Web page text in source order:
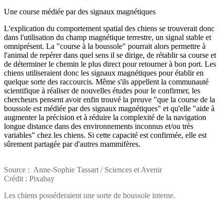
Une course médiée par des signaux magnétiques
L'explication du comportement spatial des chiens se trouverait donc
dans l'utilisation du champ magnétique terrestre, un signal stable et
omniprésent. La "course à la boussole" pourrait alors permettre à
l'animal de repérer dans quel sens il se dirige, de rétablir sa course et
de déterminer le chemin le plus direct pour retourner à bon port. Les
chiens utiliseraient donc les signaux magnétiques pour établir en
quelque sorte des raccourcis. Même s'ils appellent la communauté
scientifique à réaliser de nouvelles études pour le confirmer, les
chercheurs pensent avoir enfin trouvé la preuve "que la course de la
boussole est médiée par des signaux magnétiques" et qu'elle "aide à
augmenter la précision et à réduire la complexité de la navigation
longue distance dans des environnements inconnus et/ou très
variables" chez les chiens. Si cette capacité est confirmée, elle est
sûrement partagée par d'autres mammifères.
Source : Anne-Sophie Tassart / Sciences et Avenir
Crédit : Pixabay
Les chiens posséderaient une sorte de boussole interne.